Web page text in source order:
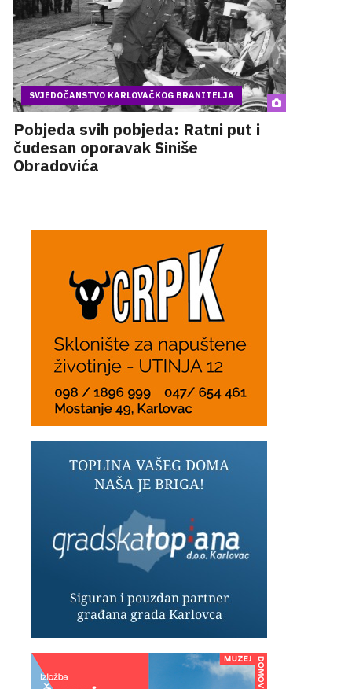
SVJEDOČANSTVO KARLOVAČKOG BRANITELJA
Pobjeda svih pobjeda: Ratni put i
čudesan oporavak Siniše
Obradovića